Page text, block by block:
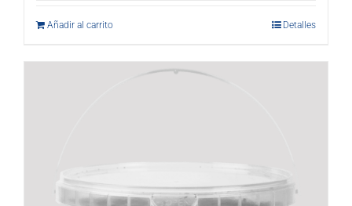
Añadir al carrito Detalles